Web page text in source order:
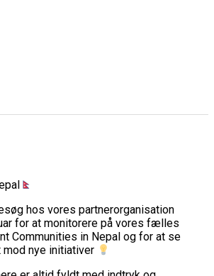
hos vores partnerorganisation
for at monitorere på vores fælles
Communities in Nepal og for at se
nye initiativer